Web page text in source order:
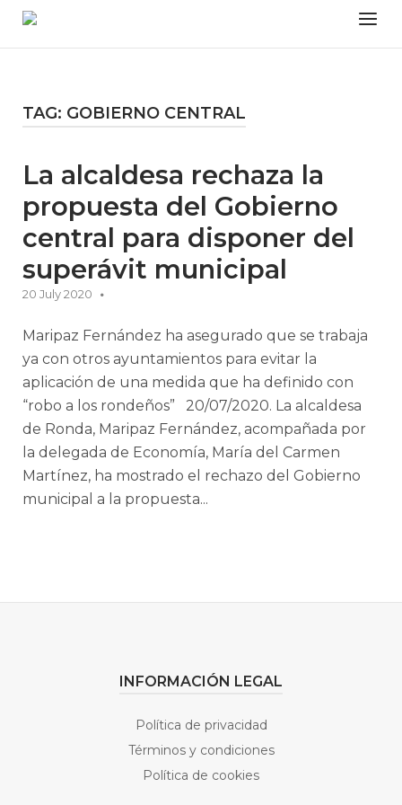
Skip
Menu
TAG: GOBIERNO CENTRAL
La alcaldesa rechaza la
propuesta del Gobierno
central para disponer del
superávit municipal
20 July 2020
Maripaz Fernández ha asegurado que se trabaja
ya con otros ayuntamientos para evitar la
aplicación de una medida que ha definido con
“robo a los rondeños” 20/07/2020. La alcaldesa
de Ronda, Maripaz Fernández, acompañada por
la delegada de Economía, María del Carmen
Martínez, ha mostrado el rechazo del Gobierno
municipal a la propuesta...
INFORMACIÓN LEGAL
Política de privacidad
Términos y condiciones
Política de cookies